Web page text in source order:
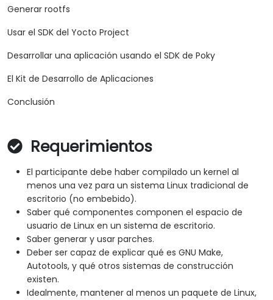
Generar rootfs
Usar el SDK del Yocto Project
Desarrollar una aplicación usando el SDK de Poky
El Kit de Desarrollo de Aplicaciones
Conclusión
Requerimientos
El participante debe haber compilado un kernel al
menos una vez para un sistema Linux tradicional de
escritorio (no embebido).
Saber qué componentes componen el espacio de
usuario de Linux en un sistema de escritorio.
Saber generar y usar parches.
Deber ser capaz de explicar qué es GNU Make,
Autotools, y qué otros sistemas de construcción
existen.
Idealmente, mantener al menos un paquete de Linux,